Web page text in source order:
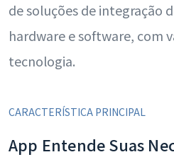
de soluções de integração
hardware e software, com
tecnologia.
CARACTERÍSTICA PRINCIPAL
App Entende Suas